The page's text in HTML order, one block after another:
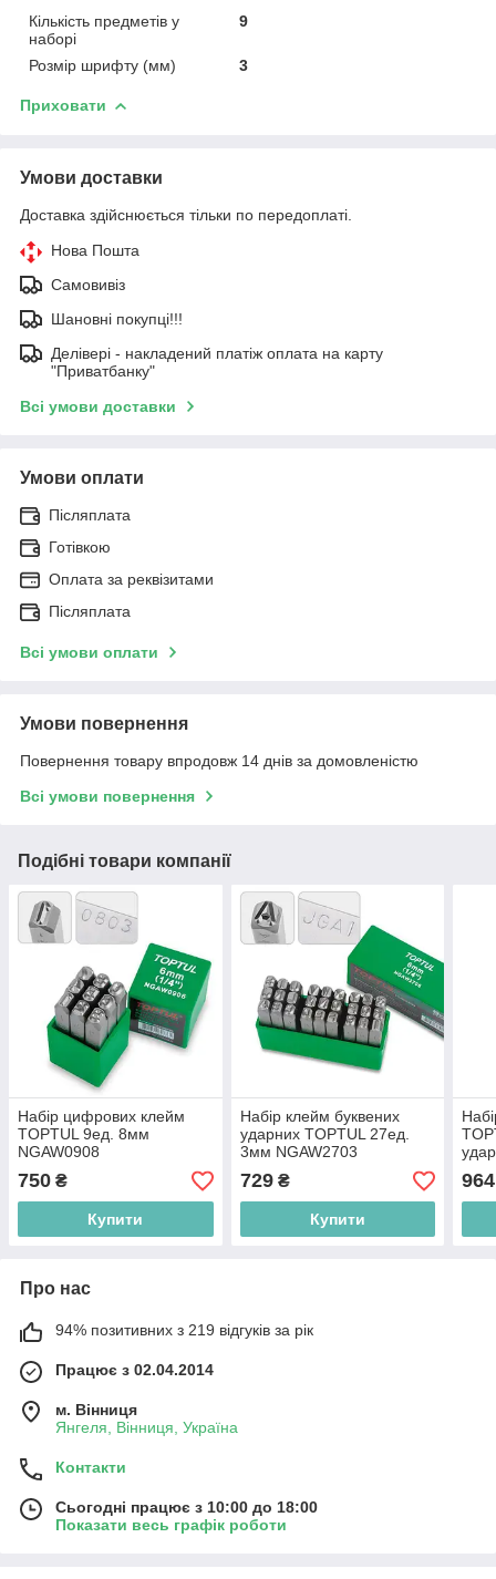
Кількість предметів у
наборі
9
Розмір шрифту (мм) 3
Приховати
Умови доставки
Доставка здійснюється тільки по передоплаті.
Нова Пошта
Самовивіз
Шановні покупці!!!
Делівері - накладений платіж оплата на карту
"Приватбанку"
Всі умови доставки
Умови оплати
Післяплата
Готівкою
Оплата за реквізитами
Післяплата
Всі умови оплати
Умови повернення
Повернення товару впродовж 14 днів за домовленістю
Всі умови повернення
Подібні товари компанії
Набір цифрових клейм
TOPTUL 9ед. 8мм
NGAW0908
750 ₴
Купити
Набір клейм буквених
ударних TOPTUL 27ед.
3мм NGAW2703
729₴
Купити
964
Про нас
94% позитивних з 219 відгуків за рік
Працює з 02.04.2014
м. Вінниця
Янгеля, Вінниця, Україна
Контакти
Сьогодні працює з 10:00 до 18:00
Показати весь графік роботи